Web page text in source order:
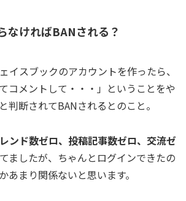
なければBANされる？
イスブックのアカウントを作ったら、
コメントして・・・」ということをや
判断されてBANされるとのこと。
ンド数ゼロ、投稿記事数ゼロ、交流ゼ
ましたが、ちゃんとログインできたの
あまり関係ないと思います。